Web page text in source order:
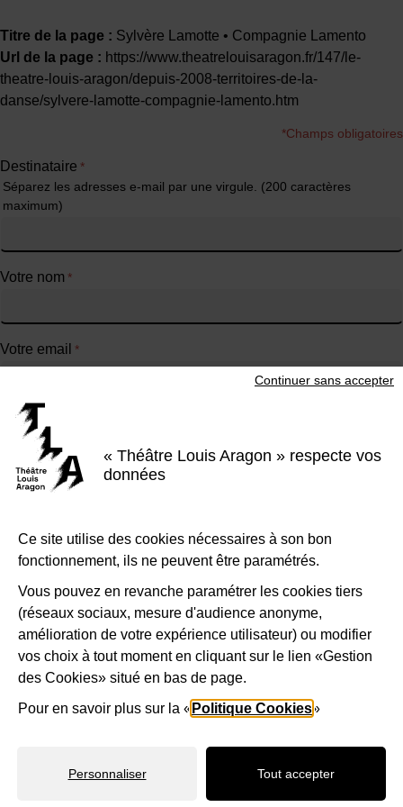
« Théâtre Louis Aragon » respecte vos
données
Ce site utilise des cookies nécessaires à son bon
fonctionnement, ils ne peuvent être paramétrés.
Vous pouvez en revanche paramétrer les cookies tiers
(réseaux sociaux, mesure d'audience anonyme,
amélioration de votre expérience utilisateur) ou modifier
vos choix à tout moment en cliquant sur le lien «Gestion
des Cookies» situé en bas de page.
Pour en savoir plus sur la « Politique Cookies»
Personnaliser
Continuer sans accepter
Tout accepter
Titre de la page : Sylvère Lamotte • Compagnie Lamento
Url de la page : https://www.theatrelouisaragon.fr/147/le-
theatre-louis-aragon/depuis-2008-territoires-de-la-
danse/sylvere-lamotte-compagnie-lamento.htm
*Champs obligatoires
Destinataire *
Séparez les adresses e-mail par une virgule. (200 caractères
maximum)
Votre nom *
Votre email *
Votre message
À des fins de sécurité, veuillez sélectionner les
1 W 1 G 6 Y 6
9